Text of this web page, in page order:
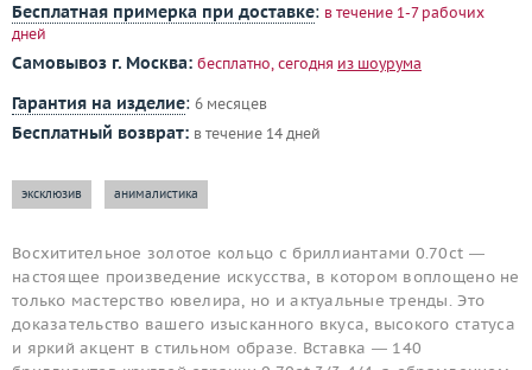
Бесплатная примерка при доставке: в течение 1-7 рабочих
дней
Самовывоз г. Москва: бесплатно, сегодня из шоурума
Гарантия на изделие: 6 месяцев
Бесплатный возврат: в течение 14 дней
эксклюзив анималистика
Восхитительное золотое кольцо с бриллиантами 0.70ct —
настоящее произведение искусства, в котором воплощено не
только мастерство ювелира, но и актуальные тренды. Это
доказательство вашего изысканного вкуса, высокого статуса
и яркий акцент в стильном образе. Вставка — 140